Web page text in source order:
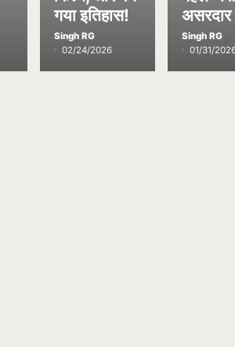
गया इतिहास!
Singh RG
02/24/2026
Singh RG
01/31/